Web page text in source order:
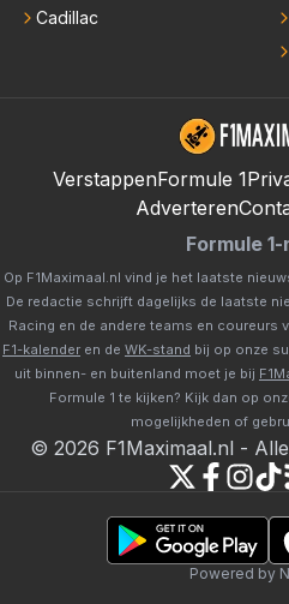
Cadillac
VerstappenFormule 1
Adverteren
Formule
Op F1Maximaal.nl vind je het laatste
De redactie schrijft dagelijks de laatste
Racing en de andere teams en coureurs
F1-kalender en de WK-stand bij op onze
uit binnen- en buitenland moet je bij
Formule 1 te kijken? Kijk dan op
mogelijkheden of
© 2026 F1Maximaal.nl -
Powered by